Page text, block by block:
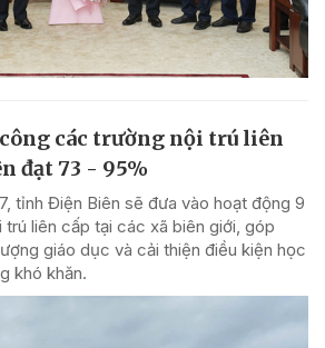
các trường nội trú liên
đạt 73 - 95%
tỉnh Điện Biên sẽ đưa vào hoạt động 9
liên cấp tại các xã biên giới, góp
giáo dục và cải thiện điều kiện học
khó khăn.